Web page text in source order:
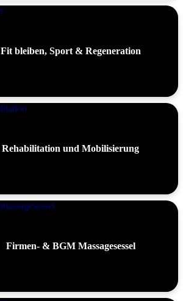
Fit bleiben, Sport & Regeneration
Rehabilitation und Mobilisierung
Firmen- & BGM Massagesessel